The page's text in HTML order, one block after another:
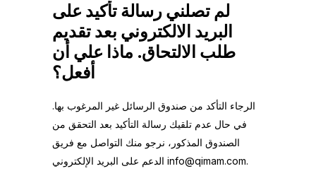
لم تصلني رسالة تأكيد على
البريد الالكتروني بعد تقديم
طلب الالتحاق. ماذا علي أن
أفعل؟
الرجاء التأكد من صندوق الرسائل غير المرغوب بها.
في حال عدم تلقيك رسالة التأكيد بعد التحقق من
الصندوق المذكور، نرجو منك التواصل مع فريق
الدعم على البريد الإلكتروني info@qimam.com.